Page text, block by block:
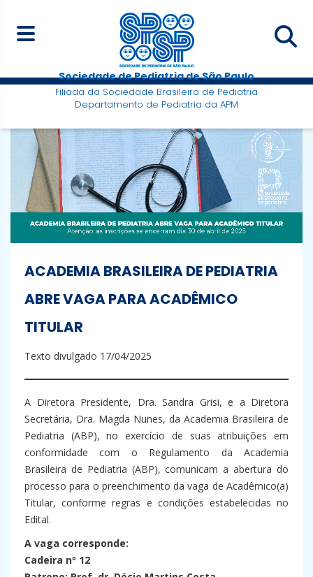
Sociedade de Pediatria de São Paulo
Filiada da Sociedade Brasileira de Pediatria
Departamento de Pediatria da APM
ACADEMIA BRASILEIRA DE PEDIATRIA
ABRE VAGA PARA ACADÊMICO
TITULAR
Texto divulgado 17/04/2025
A Diretora Presidente, Dra. Sandra Grisi, e a Diretora
Secretária, Dra. Magda Nunes, da Academia Brasileira de
Pediatria (ABP), no exercício de suas atribuições em
conformidade com o Regulamento da Academia
Brasileira de Pediatria (ABP), comunicam a abertura do
processo para o preenchimento da vaga de Acadêmico(a)
Titular, conforme regras e condições estabelecidas no
Edital.
A vaga corresponde:
Cadeira nº 12